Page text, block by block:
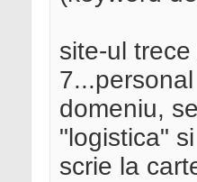
site-ul
domeniu,
"logistica"
scrie la